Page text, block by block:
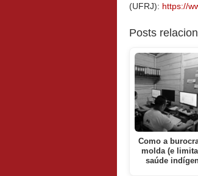
(UFRJ): https://
Posts
Como a
molda (e
saúde